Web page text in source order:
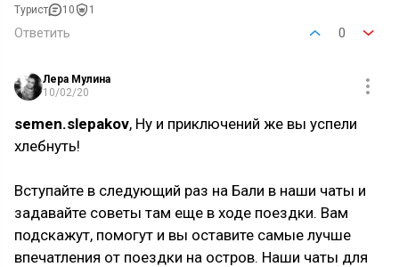
Турист 10 1
Ответить 0
Лера Мулина
10/02/20
semen.slepakov, Ну и приключений же вы успели
хлебнуть!
Вступайте в следующий раз на Бали в наши чаты и
задавайте советы там еще в ходе поездки. Вам
подскажут, помогут и вы оставите самые лучше
впечатления от поездки на остров. Наши чаты для